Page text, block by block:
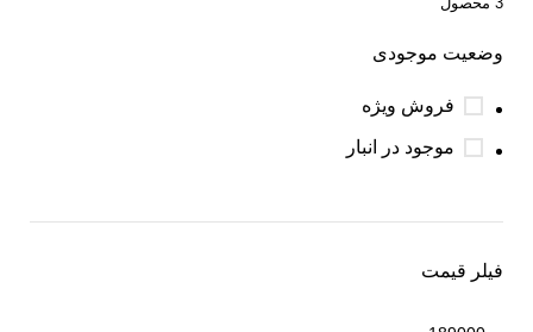
وضعیت موجودی
فروش ویژه
موجود در انبار
فیلر قیمت